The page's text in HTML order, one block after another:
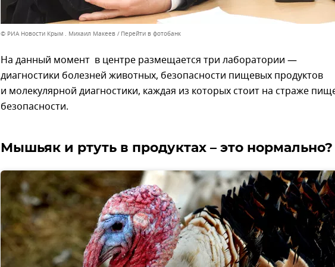
© РИА Новости Крым . Михаил Макеев Перейти в фотобанк
На данный момент в центре размещается три лаборатории —
диагностики болезней животных, безопасности пищевых продуктов
и молекулярной диагностики, каждая из которых стоит на страже
безопасности.
Мышьяк и ртуть в продуктах – это нормально?